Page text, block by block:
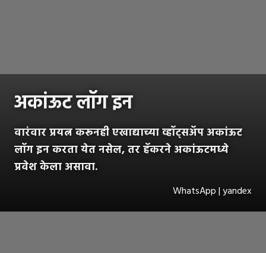
अकांऊट लॉग इन
वारंवार प्रयत्न करूनही एखाद्याच्या व्हॉट्सअ‍ॅप अकांऊट
लॉग इन करता येत नसेल, तर हॅकरने अकांऊटमध्ये
प्रवेश केला असावा.
WhatsApp | yandex